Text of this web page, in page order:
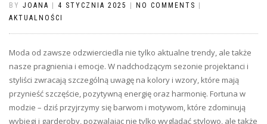
BY JOANA | 4 STYCZNIA 2025 | NO COMMENTS |
AKTUALNOŚCI
Moda od zawsze odzwierciedla nie tylko aktualne trendy, ale także
nasze pragnienia i emocje. W nadchodzącym sezonie projektanci i
styliści zwracają szczególną uwagę na kolory i wzory, które mają
przynieść szczęście, pozytywną energię oraz harmonię. Fortuna w
modzie – dziś przyjrzymy się barwom i motywom, które zdominują
wybiegi i garderoby, pozwalając nie tylko wyglądać stylowo, ale także